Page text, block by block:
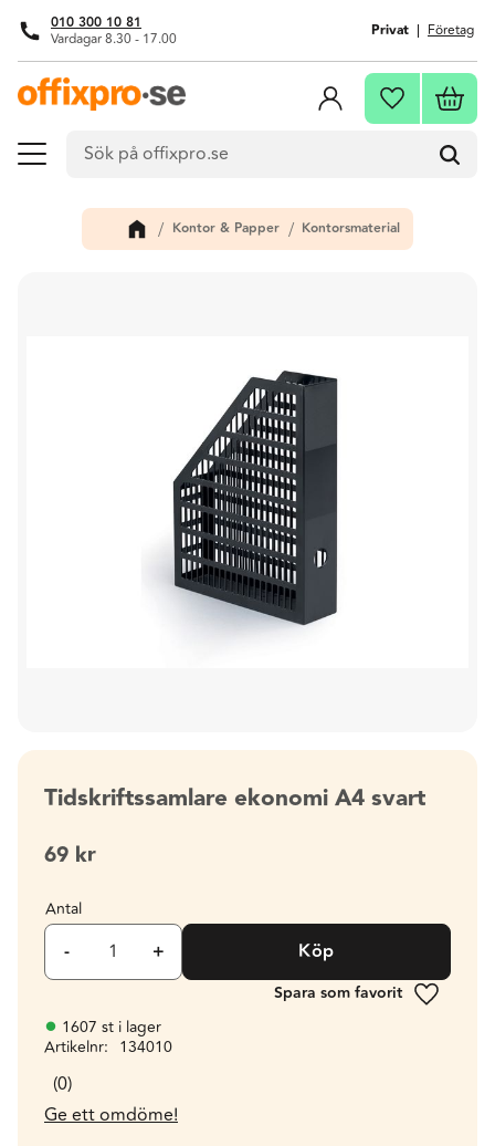
Meny
010 300 10 81
Vardagar 8.30 - 17.00 Privat Företag
Favoriter
Kontor & Papper Kontorsmaterial
Tidskriftssamlare ekonomi A4 svart
69 kr
Antal
+
- Köp
Lägg till
1607 st i lager
Artikelnr
134010
0
Ge ett omdöme!